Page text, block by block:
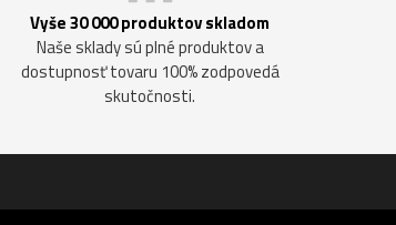
Vyše 30 000 produktov skladom
Naše sklady sú plné produktov a
dostupnosť tovaru 100% zodpovedá
skutočnosti.